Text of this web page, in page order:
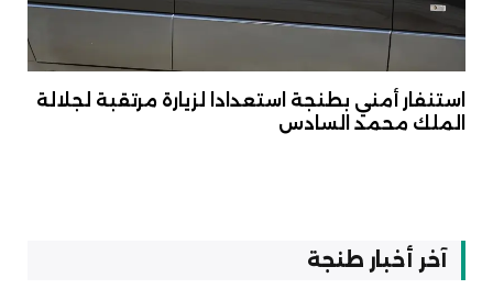
استنفار أمني بطنجة استعدادا لزيارة مرتقبة لجلالة
الملك محمد السادس
آخر أخبار طنجة